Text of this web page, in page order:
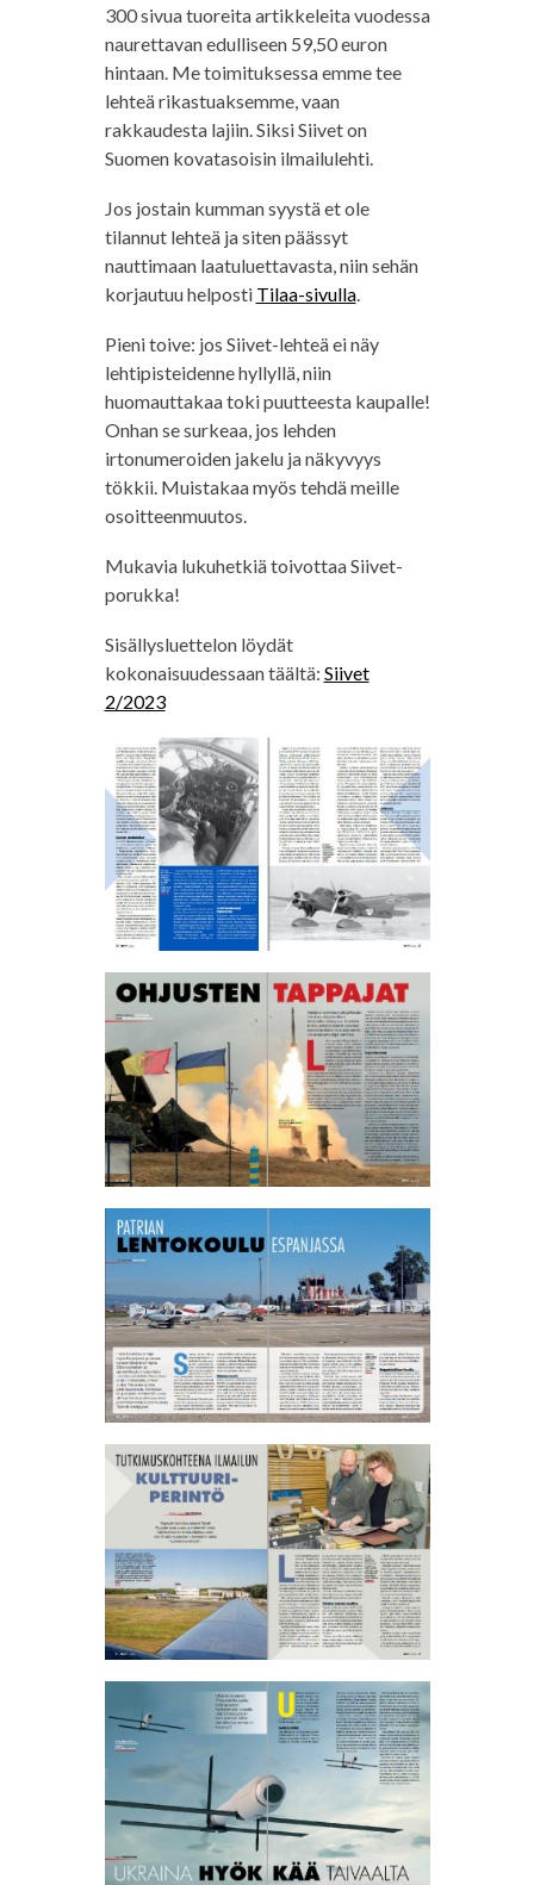
300 sivua tuoreita artikkeleita vuodessa
naurettavan edulliseen 59,50 euron
hintaan. Me toimituksessa emme tee
lehteä rikastuaksemme, vaan
rakkaudesta lajiin. Siksi Siivet on
Suomen kovatasoisin ilmailulehti.
Jos jostain kumman syystä et ole
tilannut lehteä ja siten päässyt
nauttimaan laatuluettavasta, niin sehän
korjautuu helposti Tilaa-sivulla.
Pieni toive: jos Siivet-lehteä ei näy
lehtipisteidenne hyllyllä, niin
huomauttakaa toki puutteesta kaupalle!
Onhan se surkeaa, jos lehden
irtonumeroiden jakelu ja näkyvyys
tökkii. Muistakaa myös tehdä meille
osoitteenmuutos.
Mukavia lukuhetkiä toivottaa Siivet-
porukka!
Sisällysluettelon löydät
kokonaisuudessaan täältä: Siivet
2/2023